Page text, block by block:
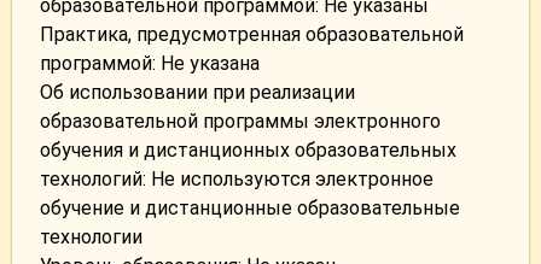
образовательной программой: Не указаны
Практика, предусмотренная образовательной
программой: Не указана
Об использовании при реализации
образовательной программы электронного
обучения и дистанционных образовательных
технологий: Не используются электронное
обучение и дистанционные образовательные
технологии